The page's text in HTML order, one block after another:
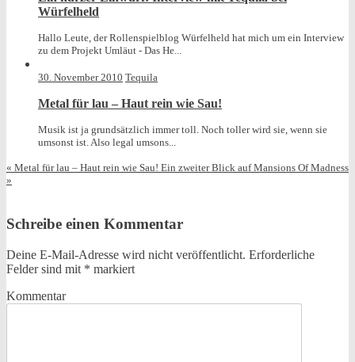
Würfelheld
Hallo Leute, der Rollenspielblog Würfelheld hat mich um ein Interview
zu dem Projekt Umläut - Das He...
30. November 2010 Tequila
Metal für lau – Haut rein wie Sau!
Musik ist ja grundsätzlich immer toll. Noch toller wird sie, wenn sie
umsonst ist. Also legal umsons...
« Metal für lau – Haut rein wie Sau! Ein zweiter Blick auf Mansions Of Madness
»
Schreibe einen Kommentar
Deine E-Mail-Adresse wird nicht veröffentlicht. Erforderliche
Felder sind mit * markiert
Kommentar